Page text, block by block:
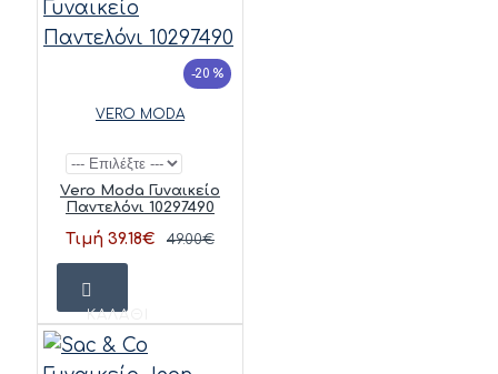
-20 %
VERO MODA
Vero Moda Γυναικείο
Παντελόνι 10297490
Τιμή 39.18€ 49.00€
ΚΑΛΆΘΙ